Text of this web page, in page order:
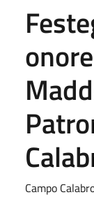
Campo